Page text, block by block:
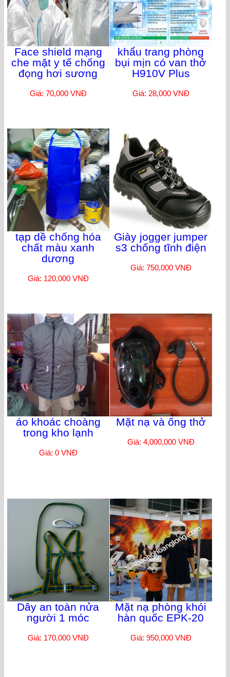
Face shield mạng
che mặt y tế chống
đọng hơi sương
Giá: 70,000 VNĐ
khẩu trang phòng
bụi mịn có van thở
H910V Plus
Giá: 28,000 VNĐ
tạp dề chống hóa
chất màu xanh
dương
Giá: 120,000 VNĐ
Giày jogger jumper
s3 chống tĩnh điện
Giá: 750,000 VNĐ
áo khoác choàng
trong kho lạnh
Giá: 0 VNĐ
Mặt nạ và ống thở
Giá: 4,000,000 VNĐ
Dây an toàn nửa
người 1 móc
Giá: 170,000 VNĐ
Mặt nạ phòng khói
hàn quốc EPK-20
Giá: 950,000 VNĐ